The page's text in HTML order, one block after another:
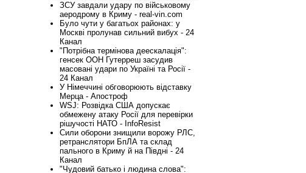
ЗСУ завдали удару по військовому
аеродрому в Криму - real-vin.com
Було чути у багатьох районах: у
Москві пролунав сильний вибух - 24
Канал
"Потрібна термінова деескалація":
генсек ООН Гутерреш засудив
масовані удари по Україні та Росії -
24 Канал
У Німеччині обговорюють відставку
Мерца - Апостроф
WSJ: Розвідка США допускає
обмежену атаку Росії для перевірки
рішучості НАТО - InfoResist
Сили оборони знищили ворожу РЛС,
ретранслятори БпЛА та склад
пального в Криму й на Півдні - 24
Канал
"Чудовий батько і людина слова":